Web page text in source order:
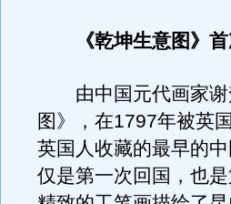
《乾坤生意图》
由中国元代画家谢
图》，在1797年被英
英国人收藏的最早的
仅是第一次回国，也